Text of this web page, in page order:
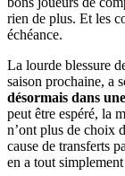
rien de plus. Et les
échéance.
La lourde blessure
saison prochaine, a
désormais dans
peut être espéré, la
n’ont plus de choix
cause de transferts
en a tout